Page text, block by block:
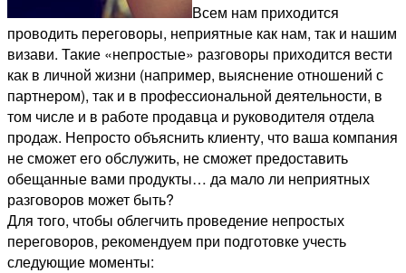
Всем нам приходится
проводить переговоры, неприятные как нам, так и нашим
визави. Такие «непростые» разговоры приходится вести
как в личной жизни (например, выяснение отношений с
партнером), так и в профессиональной деятельности, в
том числе и в работе продавца и руководителя отдела
продаж. Непросто объяснить клиенту, что ваша компания
не сможет его обслужить, не сможет предоставить
обещанные вами продукты… да мало ли неприятных
разговоров может быть?
Для того, чтобы облегчить проведение непростых
переговоров, рекомендуем при подготовке учесть
следующие моменты: